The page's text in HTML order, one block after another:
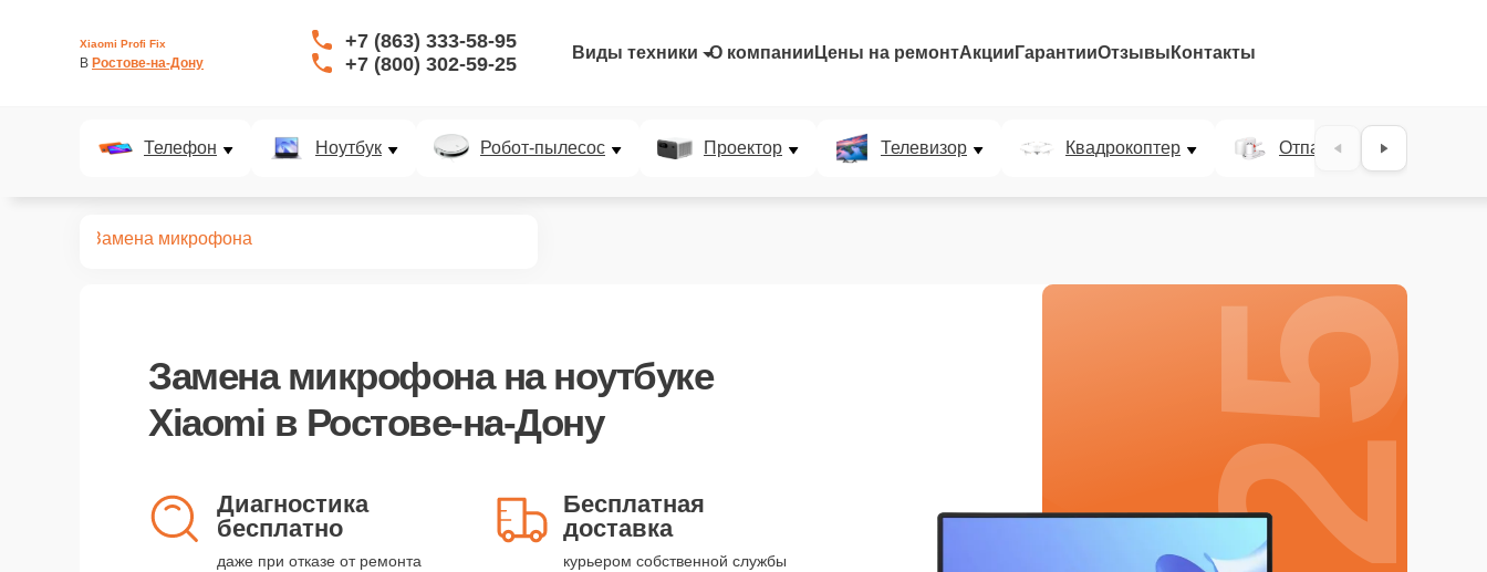
Xiaomi Profi Fix
В Ростове-на-Дону
+7 (863) 333-58-95
+7 (800) 302-59-25
Виды техники О компании Цены на ремонтАкции ГарантииОтзывы Контакты
Телефон Ноутбук Робот-пылесос Проектор Телевизор Квадрокоптер Отпариватель
Замена микрофона
Замена микрофонана ноутбуке
Xiaomi в Ростове-на-Дону
Диагностика
бесплатно
даже при отказе от ремонта
Бесплатная
доставка
курьером собственной службы 25%